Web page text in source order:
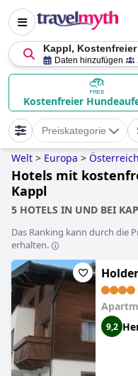
Kappl,
Daten hinzufügen
Kostenfreier
Preiskategorie
Welt > Europa > Österreich
Hotels mit
Kappl
5 HOTELS IN UND BEI
Das Ranking kann durch die
erhalten.
9,2